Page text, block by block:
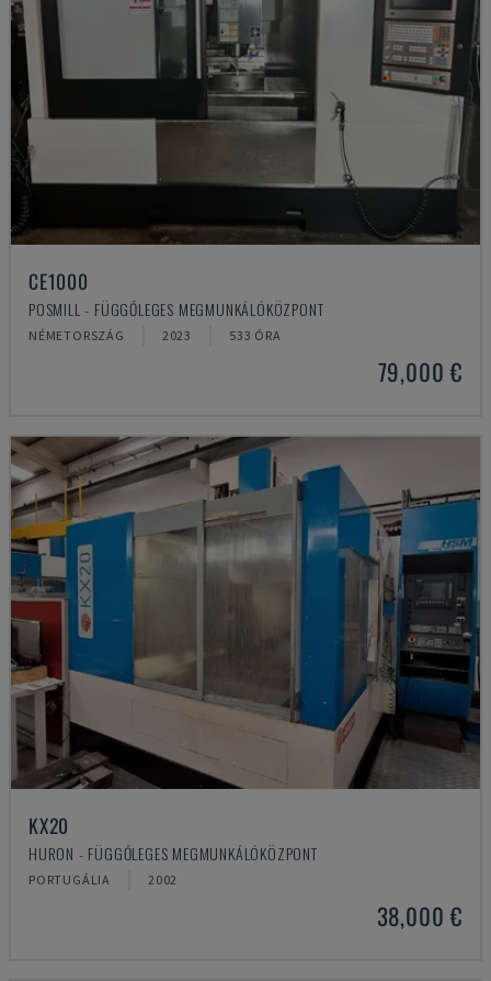
CE1000
POSMILL - FÜGGŐLEGES MEGMUNKÁLÓKÖZPONT
NÉMETORSZÁG 2023 533 ÓRA
79,000 €
KX20
HURON - FÜGGŐLEGES MEGMUNKÁLÓKÖZPONT
PORTUGÁLIA 2002
38,000 €